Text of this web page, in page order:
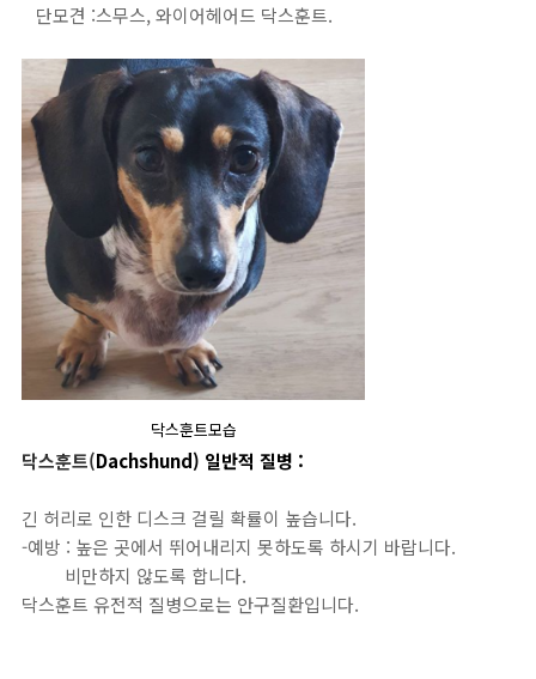
단모견 :스무스, 와이어헤어드 닥스훈트.
닥스훈트모습
닥스훈트(Dachshund) 일반적 질병 :
긴 허리로 인한 디스크 걸릴 확률이 높습니다.
-예방 : 높은 곳에서 뛰어내리지 못하도록 하시기 바랍니다.
비만하지 않도록 합니다.
닥스훈트 유전적 질병으로는 안구질환입니다.